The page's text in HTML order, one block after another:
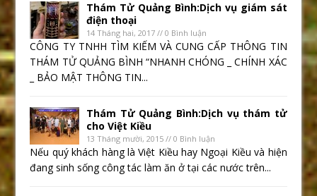
Thám Tử Quảng Bình:Dịch vụ giám sát
điện thoại
14 Tháng hai, 2017 // 0 Bình luận
CÔNG TY TNHH TÌM KIẾM VÀ CUNG CẤP THÔNG TIN
THÁM TỬ QUẢNG BÌNH “NHANH CHÓNG _ CHÍNH XÁC
_ BẢO MẬT THÔNG TIN...
Thám Tử Quảng Bình:Dịch vụ thám tử
cho Việt Kiều
13 Tháng mười, 2015 // 0 Bình luận
Nếu quý khách hàng là Việt Kiều hay Ngoại Kiều và hiện
đang sinh sống công tác làm ăn ở tại các nước trên...